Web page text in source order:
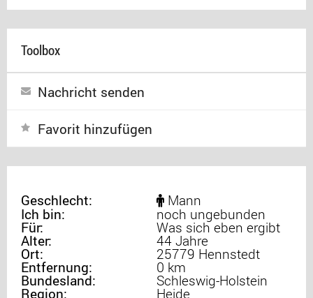
Toolbox
Nachricht senden
Favorit hinzufügen
Geschlecht:
Mann
Ich bin:
noch ungebunden
Für: Was sich eben ergibt
Alter: 44 Jahre
Ort: 25779 Hennstedt
Entfernung: 0 km
Bundesland: Schleswig-Holstein
Region: Heide